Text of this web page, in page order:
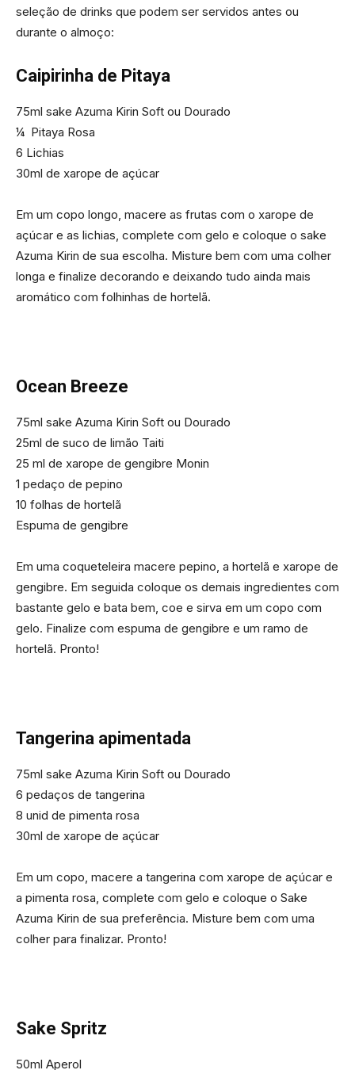
seleção de drinks que podem ser servidos antes ou
durante o almoço:
Caipirinha de Pitaya
75ml sake Azuma Kirin Soft ou Dourado
¼ Pitaya Rosa
6 Lichias
30ml de xarope de açúcar
Em um copo longo, macere as frutas com o xarope de
açúcar e as lichias, complete com gelo e coloque o sake
Azuma Kirin de sua escolha. Misture bem com uma colher
longa e finalize decorando e deixando tudo ainda mais
aromático com folhinhas de hortelã.
Ocean Breeze
75ml sake Azuma Kirin Soft ou Dourado
25ml de suco de limão Taiti
25 ml de xarope de gengibre Monin
1 pedaço de pepino
10 folhas de hortelã
Espuma de gengibre
Em uma coqueteleira macere pepino, a hortelã e xarope de
gengibre. Em seguida coloque os demais ingredientes com
bastante gelo e bata bem, coe e sirva em um copo com
gelo. Finalize com espuma de gengibre e um ramo de
hortelã. Pronto!
Tangerina apimentada
75ml sake Azuma Kirin Soft ou Dourado
6 pedaços de tangerina
8 unid de pimenta rosa
30ml de xarope de açúcar
Em um copo, macere a tangerina com xarope de açúcar e
a pimenta rosa, complete com gelo e coloque o Sake
Azuma Kirin de sua preferência. Misture bem com uma
colher para finalizar. Pronto!
Sake Spritz
50ml Aperol